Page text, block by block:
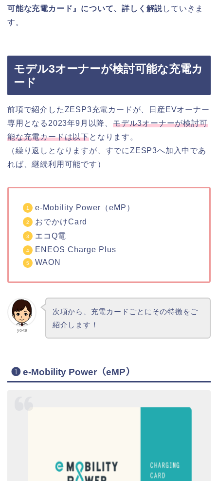
可能な充電カード』について、詳しく解説していきま
す。
モデル3オーナーが検討可能な充電カ
ード
前項で紹介したZESP3充電カードが、日産EVオーナー
専用となる2023年9月以降、 モデル3オーナーが検討可
能な充電カードは以下となります。
（繰り返しとなりますが、すでにZESP3へ加入中であ
れば、継続利用可能です）
e-Mobility Power（eMP）
おでかけCard
エコQ電
ENEOS Charge Plus
WAON
yo-ta
次項から、充電カードごとにその特徴をご
紹介します！
❶ e-Mobility Power（eMP）